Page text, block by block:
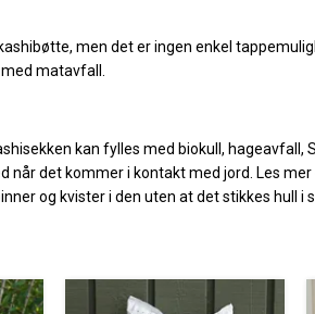
men det er ingen enkel
matavfall.
kan fylles med biokull, hageavfall,
når det kommer i kontakt med jord. Les mer
og kvister i den uten at det stikkes hull i